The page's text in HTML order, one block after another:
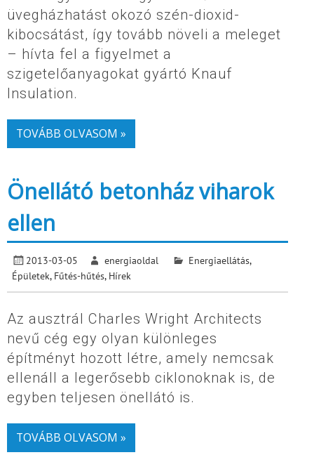
üvegházhatást okozó szén-dioxid-
kibocsátást, így tovább növeli a meleget
– hívta fel a figyelmet a
szigetelőanyagokat gyártó Knauf
Insulation.
TOVÁBB OLVASOM »
Önellátó betonház viharok
ellen
2013-03-05 energiaoldal Energiaellátás,
Épületek, Fűtés-hűtés, Hírek
Az ausztrál Charles Wright Architects
nevű cég egy olyan különleges
építményt hozott létre, amely nemcsak
ellenáll a legerősebb ciklonoknak is, de
egyben teljesen önellátó is.
TOVÁBB OLVASOM »